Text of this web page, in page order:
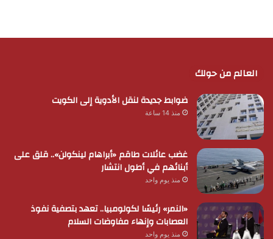
العالم من حولك
ضوابط جديدة لنقل الأدوية إلى الكويت
منذ 14 ساعة
غضب عائلات طاقم «أبراهام لينكولن».. قلق على
أبنائهم في أطول انتشار
منذ يوم واحد
«النمر» رئيسًا لكولومبيا.. تعهد بتصفية نفوذ
العصابات وإنهاء مفاوضات السلام
منذ يوم واحد